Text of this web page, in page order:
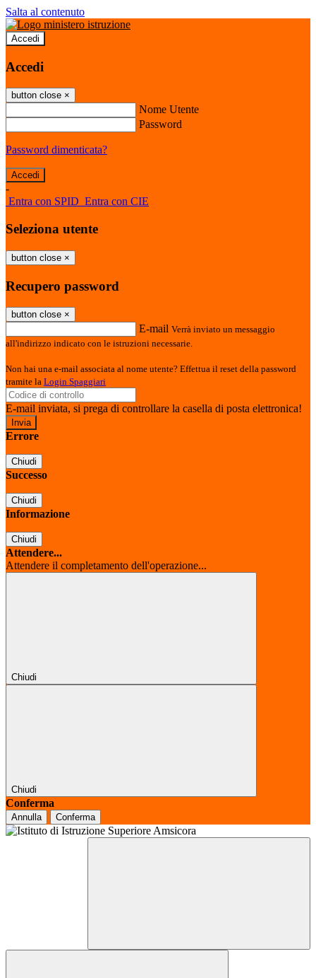
Salta al contenuto
Accedi
Accedi
button close ×
Nome Utente
Password
Password dimenticata?
-
Entra con SPID Entra con CIE
Seleziona utente
button close ×
Recupero password
button close ×
E-mail Verrà inviato un messaggio
all'indirizzo indicato con le istruzioni necessarie.
Non hai una e-mail associata al nome utente? Effettua il reset della password
tramite la Login Spaggiari
E-mail inviata, si prega di controllare la casella di posta elettronica!
Errore
Chiudi
Successo
Chiudi
Informazione
Chiudi
Attendere...
Attendere il completamento dell'operazione...
Chiudi
Chiudi
Conferma
Annulla Conferma